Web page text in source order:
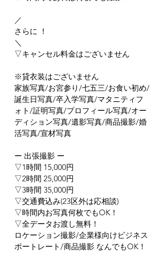
／
さらに ！
＼
▽キャンセル料金はございません
※貸衣装はございません
家族写真/お宮参り/七五三/お食い初め/
誕生日写真/卒入学写真/マタニティフ
ォト/証明写真/プロフィール写真/オー
ディション写真/遺影写真/商品撮影/婚
活写真/宣材写真
ー 出張撮影 ー
▽1時間 15,000円
▽2時間 25,000円
▽3時間 35,000円
▽交通費込み(23区外は応相談)
▽時間内お写真何枚でもOK！
▽全データお渡し無料！
ロケーション撮影/企業様向けビジネス
ポートレート/商品撮影 なんでもOK！